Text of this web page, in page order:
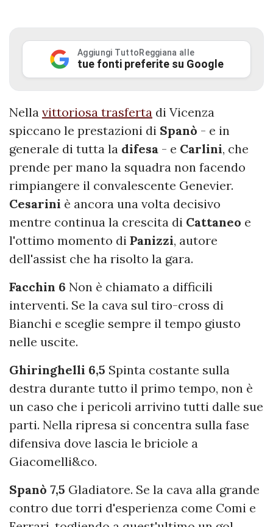
Aggiungi TuttoReggiana alle
tue fonti preferite su Google
Nella vittoriosa trasferta di Vicenza
spiccano le prestazioni di Spanò - e in
generale di tutta la difesa - e Carlini, che
prende per mano la squadra non facendo
rimpiangere il convalescente Genevier.
Cesarini è ancora una volta decisivo
mentre continua la crescita di Cattaneo e
l'ottimo momento di Panizzi, autore
dell'assist che ha risolto la gara.
Facchin 6 Non è chiamato a difficili
interventi. Se la cava sul tiro-cross di
Bianchi e sceglie sempre il tempo giusto
nelle uscite.
Ghiringhelli 6,5 Spinta costante sulla
destra durante tutto il primo tempo, non è
un caso che i pericoli arrivino tutti dalle sue
parti. Nella ripresa si concentra sulla fase
difensiva dove lascia le briciole a
Giacomelli&co.
Spanò 7,5 Gladiatore. Se la cava alla grande
contro due torri d'esperienza come Comi e